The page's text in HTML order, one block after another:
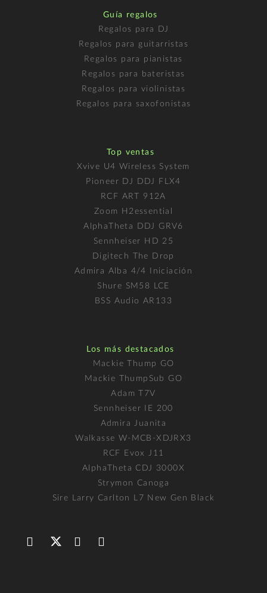
Guía regalos
Regalos para DJ
Regalos para guitarristas
Regalos para pianistas
Regalos para bateristas
Regalos para violinistas
Regalos para saxofonistas
Top ventas
Xvive U4 Wireless System
Pioneer DJ DDJ FLX4
RCF ART 912A
Zoom H2essential
AlphaTheta DDJ GRV6
Sennheiser HD 25
Digitech The Drop
Admira Alba 4/4 Iniciación
Shure SM58 LCE
BSS Audio AR133
Los más destacados
Mackie Thump GO
Mackie ThumpSub GO
Adam T7V
Sennheiser IE 200
Admira Juanita
Walkasse W-MCB-XDJRX3
RCF Evox J11
AlphaTheta CDJ 3000X
Strymon Canoga
Sire Larry Carlton L7 New Gen Black